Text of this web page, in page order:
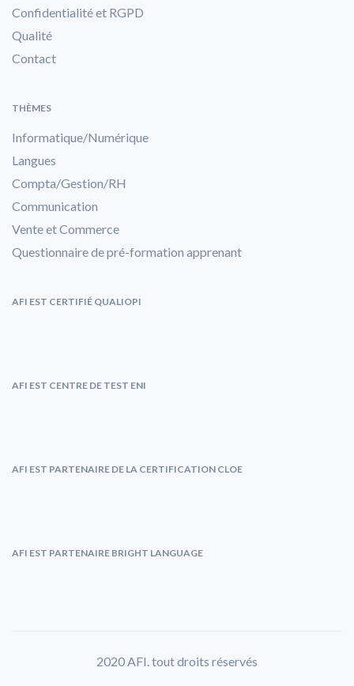
Confidentialité et RGPD
Qualité
Contact
THÈMES
Informatique/Numérique
Langues
Compta/Gestion/RH
Communication
Vente et Commerce
Questionnaire de pré-formation apprenant
AFI EST CERTIFIÉ QUALIOPI
AFI EST CENTRE DE TEST ENI
AFI EST PARTENAIRE DE LA CERTIFICATION CLOE
AFI EST PARTENAIRE BRIGHT LANGUAGE
2020 AFI. tout droits réservés